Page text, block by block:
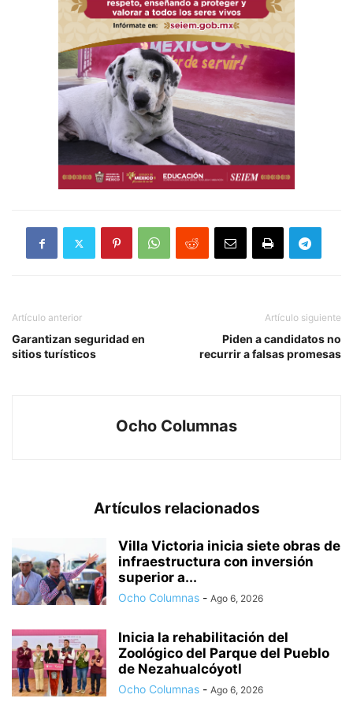
Artículo anterior
Garantizan seguridad en
sitios turísticos
Artículo siguiente
Piden a candidatos no
recurrir a falsas promesas
Ocho Columnas
Artículos relacionados
Villa Victoria inicia siete obras de
infraestructura con inversión
superior a...
Ocho Columnas - Ago 6, 2026
Inicia la rehabilitación del
Zoológico del Parque del Pueblo
de Nezahualcóyotl
Ocho Columnas - Ago 6, 2026